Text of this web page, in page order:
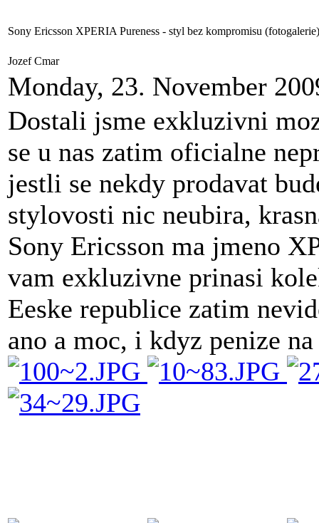
Sony Ericsson XPERIA Pureness - styl bez kompromisu (fotogalerie)
Jozef Cmar
Monday, 23. November
Dostali jsme exkluzivni
se u nas zatim oficialne
jestli se nekdy prodavat
stylovosti nic neubira,
Sony Ericsson ma jmeno
vam exkluzivne prinasi
Eeske republice zatim
ano a moc, i kdyz penize